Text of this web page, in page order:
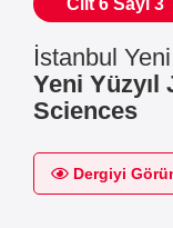
İstanbul
Yeni Yüzyıl
Sciences
Dergiyi